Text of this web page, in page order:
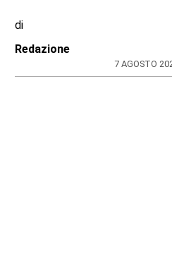
di
Redazione
7 AGOSTO